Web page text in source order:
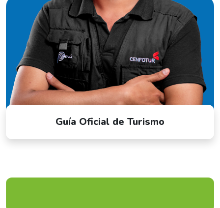
Guía Oficial de Turismo